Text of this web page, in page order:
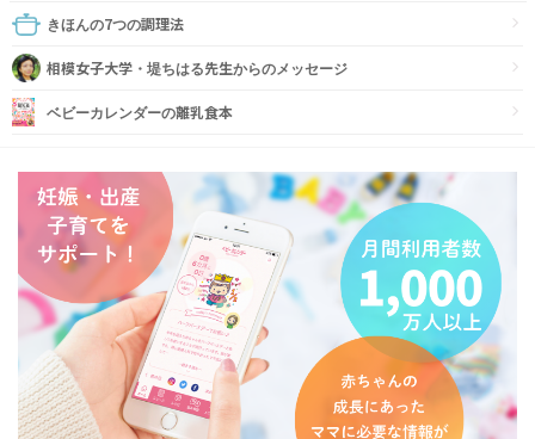
きほんの7つの調理法
相模女子大学・堤ちはる先生からのメッセージ
ベビーカレンダーの離乳食本